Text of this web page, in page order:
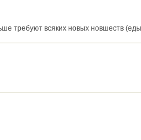
требуют всяких новых новшеств